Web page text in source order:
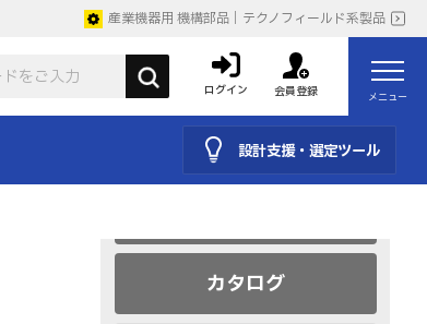
産業機器用 機構部品｜テクノフィールド系製品
ログイン 会員登録 メニュー
設計支援・選定ツール
カタログ